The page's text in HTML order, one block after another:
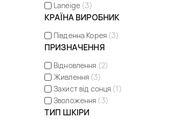
Laneige (3)
КРАЇНА ВИРОБНИК
Південна Корея (3)
ПРИЗНАЧЕННЯ
Відновлення (2)
Живлення (3)
Захист від сонця (1)
Зволоження (3)
ТИП ШКІРИ